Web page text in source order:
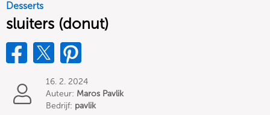
Desserts
sluiters (donut)
16. 2. 2024
Auteur: Maros Pavlik
Bedrijf: pavlik